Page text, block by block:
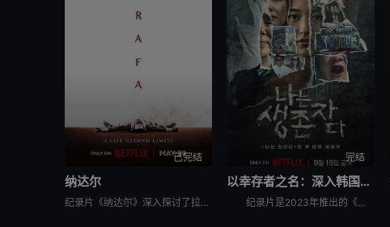
已完结
纳达尔
纪录片《纳达尔》深入探讨了拉斐尔·纳达尔辉煌的网球职业生涯。除了介绍他的比赛表现外，还揭示了他的私人生活、鲜为人知的幕后故事，以及他在 2023 年克服伤病后，在 2024 年重新重返赛场的历程。
完结
以幸存者之名：深入韩国惨案
纪录片是2023年推出的《以神之名：信仰的背叛》的第二季，此次纪录片将会讲述JMS受害人Maple的近况，还有当年肆意践踏人权的“釜山兄弟福利院”事件以及“至尊派事件”和“三丰百货大楼倒塌惨案”等